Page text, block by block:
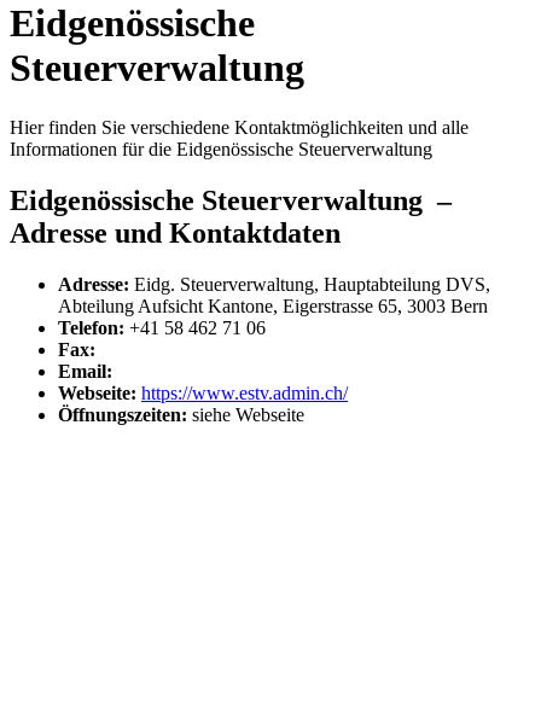
Eidgenössische
Steuerverwaltung
Hier finden Sie verschiedene Kontaktmöglichkeiten und alle
Informationen für die Eidgenössische Steuerverwaltung
Eidgenössische Steuerverwaltung –
Adresse und Kontaktdaten
Adresse: Eidg. Steuerverwaltung, Hauptabteilung DVS,
Abteilung Aufsicht Kantone, Eigerstrasse 65, 3003 Bern
Telefon: +41 58 462 71 06
Fax:
Email:
Webseite: https://www.estv.admin.ch/
Öffnungszeiten: siehe Webseite